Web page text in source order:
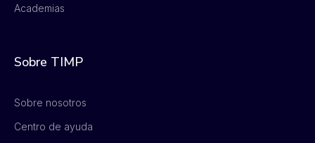
Academias
Sobre TIMP
Sobre nosotros
Centro de ayuda